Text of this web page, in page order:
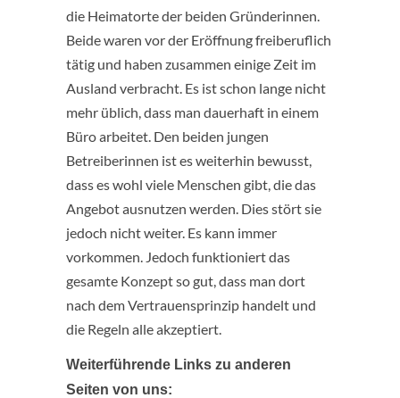
die Heimatorte der beiden Gründerinnen.
Beide waren vor der Eröffnung freiberuflich
tätig und haben zusammen einige Zeit im
Ausland verbracht. Es ist schon lange nicht
mehr üblich, dass man dauerhaft in einem
Büro arbeitet. Den beiden jungen
Betreiberinnen ist es weiterhin bewusst,
dass es wohl viele Menschen gibt, die das
Angebot ausnutzen werden. Dies stört sie
jedoch nicht weiter. Es kann immer
vorkommen. Jedoch funktioniert das
gesamte Konzept so gut, dass man dort
nach dem Vertrauensprinzip handelt und
die Regeln alle akzeptiert.
Weiterführende Links zu anderen
Seiten von uns: